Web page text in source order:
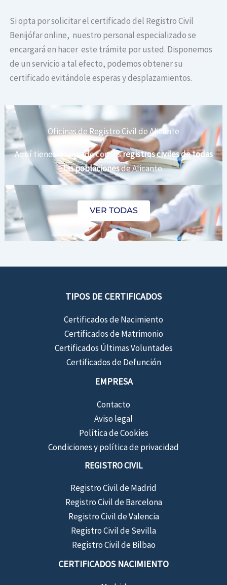
Si opta por solicitar el certificado del Registro Civil
Benijófar online, nuestro personal especializado se
encargará en hacer este trámite por usted. Disponemos
de un servicio a tal efecto, podemos obtener su
certificado evitándole esperas y desplazamientos.
Oficinas de Registro Civil de Alicante
Aquí tienes un listado con losregistros civiles de todas
las poblacionesde Alicante.
VER TODAS
TIPOS DE CERTIFICADOS
Certificados de Nacimiento
Certificados de Matrimonio
Certificados Últimas Voluntades
Certificados de Defunción
EMPRESA
Contacto
Aviso legal
Política de Cookies
Condiciones y política de privacidad
REGISTRO CIVIL
Registro Civil de Madrid
Registro Civil de Barcelona
Registro Civil de Valencia
Registro Civil de Sevilla
Registro Civil de Bilbao
CERTIFICADOS NACIMIENTO